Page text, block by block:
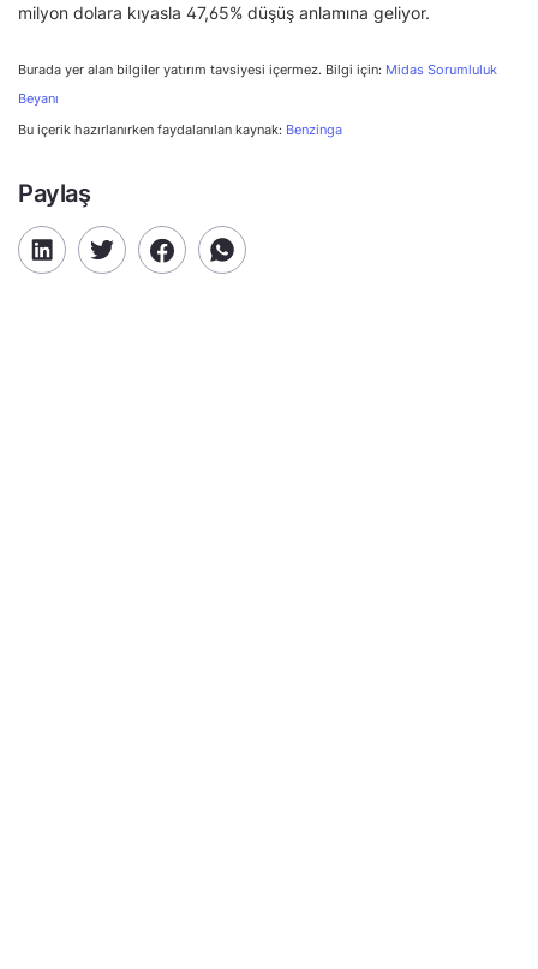
milyon dolara kıyasla 47,65% düşüş anlamına geliyor.
Burada yer alan bilgiler yatırım tavsiyesi içermez. Bilgi için: Midas Sorumluluk
Beyanı
Bu içerik hazırlanırken faydalanılan kaynak: Benzinga
Paylaş